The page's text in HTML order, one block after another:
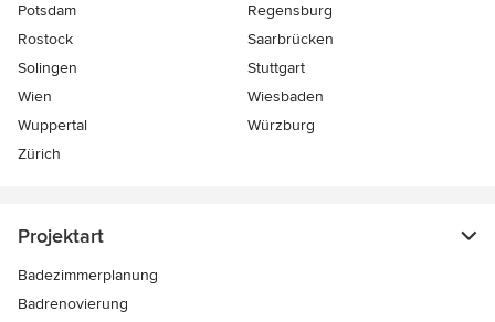
Potsdam
Regensburg
Rostock
Saarbrücken
Solingen
Stuttgart
Wien
Wiesbaden
Wuppertal
Würzburg
Zürich
Projektart
Badezimmerplanung
Badrenovierung